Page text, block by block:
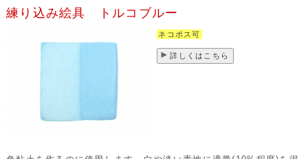
練り込み絵具 トルコブルー
ネコポス可
詳しくはこちら